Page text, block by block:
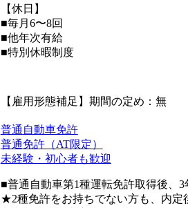
【休日】
■毎月6〜8回
■他年次有給
■特別休暇制度
【雇用形態補足】期間の定め：無
普通自動車免許
普通免許（AT限定）
未経験・初心者も歓迎
■普通自動車第1種運転免許取得後、
★2種免許をお持ちでない方も、内定